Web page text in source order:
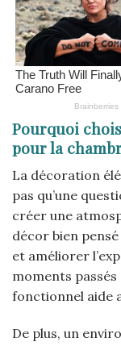
Pourquoi
pour la
La décoration
pas qu’une
créer une
décor bien
et améliorer
moments
fonctionnel aide
De plus, un